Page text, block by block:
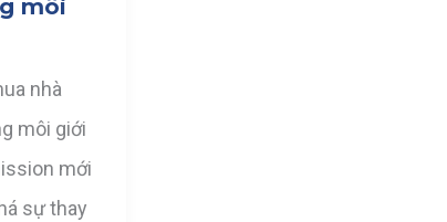
môi
nhà
môi giới
mới
sự thay